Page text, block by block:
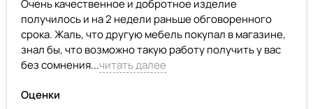
Очень качественное и добротное изделие
получилось и на 2 недели раньше обговоренного
срока. Жаль, что другую мебель покупал в магазине,
знал бы, что возможно такую работу получить у вас
без сомнения...читать далее
Оценки